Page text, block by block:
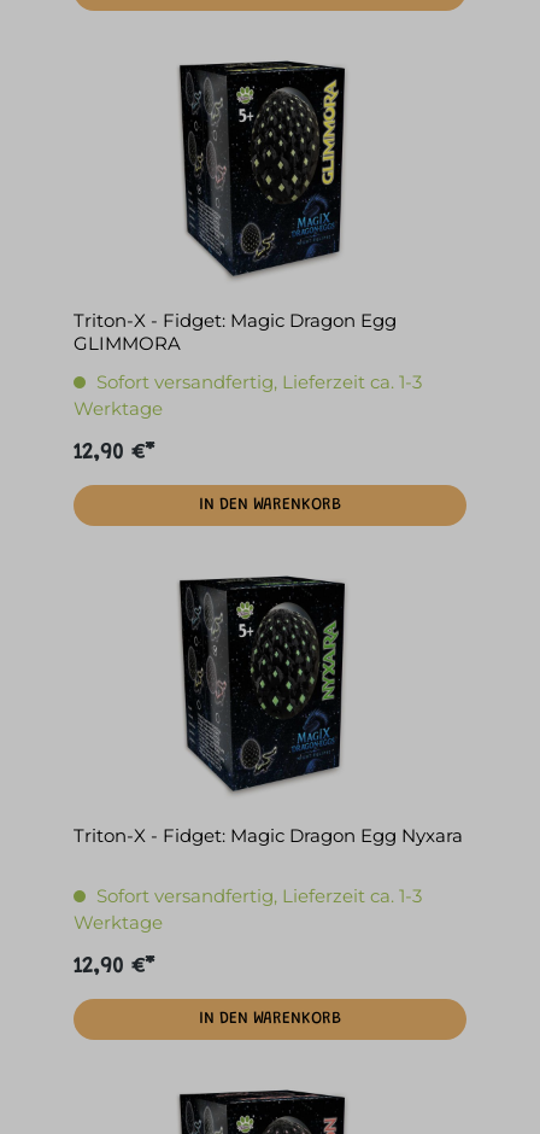
Triton-X - Fidget: Magic Dragon Egg
GLIMMORA
Sofort versandfertig, Lieferzeit ca. 1-3
Werktage
12,90 €*
IN DEN WARENKORB
Triton-X - Fidget: Magic Dragon Egg Nyxara
Sofort versandfertig, Lieferzeit ca. 1-3
Werktage
12,90 €*
IN DEN WARENKORB